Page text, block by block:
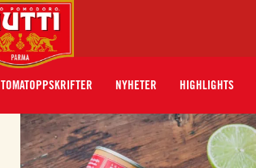
TOMATOPPSKRIFTER NYHETER HIGHLIGHTS